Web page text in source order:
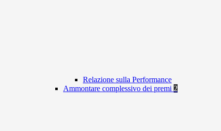
Relazione sulla Performance
Ammontare complessivo dei premi 2